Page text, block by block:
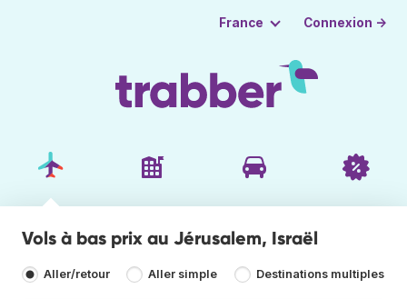
France Connexion →
Vols à bas prix au Jérusalem, Israël
Aller/retour Aller simple Destinations multiples